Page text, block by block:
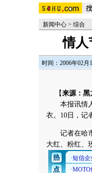
新闻中心 > 综合
情人
时间：2006年02月
【来源：黑
本报讯情人
衣。10日，记
记者在哈市
大红、粉红、